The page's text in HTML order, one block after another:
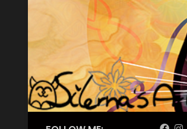
Skip to content